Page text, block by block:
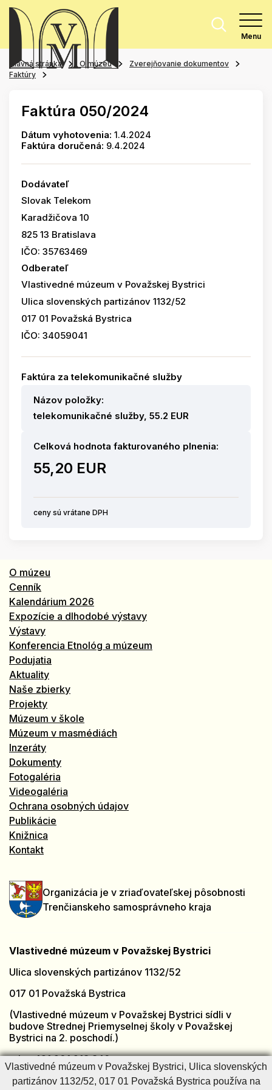
Menu
Hlavná stránka O múzeu
Zverejňovanie dokumentov
Faktúry
Faktúra 050/2024
Dátum vyhotovenia: 1.4.2024
Faktúra doručená: 9.4.2024
Dodávateľ
Slovak Telekom
Karadžičova 10
825 13 Bratislava
IČO: 35763469
Odberateľ
Vlastivedné múzeum v Považskej Bystrici
Ulica slovenských partizánov 1132/52
017 01 Považská Bystrica
IČO: 34059041
Faktúra za telekomunikačné služby
Názov položky:
telekomunikačné služby, 55.2 EUR
Celková hodnota fakturovaného plnenia:
55,20 EUR
ceny sú vrátane DPH
O múzeu
Cenník
Kalendárium 2026
Expozície a dlhodobé výstavy
Výstavy
Konferencia Etnológ a múzeum
Podujatia
Aktuality
Naše zbierky
Projekty
Múzeum v škole
Múzeum v masmédiách
Inzeráty
Dokumenty
Fotogaléria
Videogaléria
Ochrana osobných údajov
Publikácie
Knižnica
Kontakt
Organizácia je v zriaďovateľskej pôsobnosti
Trenčianskeho samosprávneho kraja
Vlastivedné múzeum v Považskej Bystrici
Ulica slovenských partizánov 1132/52
017 01 Považská Bystrica
(Vlastivedné múzeum v Považskej Bystrici sídli v
budove Strednej Priemyselnej školy v Považskej
Bystrici na 2. poschodí.)
tel.: +421 901 918 846
e-mail:muzeumpb@muzeumpb.sk
Vlastivedné múzeum v Považskej Bystrici, Ulica slovenských
partizánov 1132/52, 017 01 Považská Bystrica používa na